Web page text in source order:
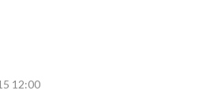
12:00